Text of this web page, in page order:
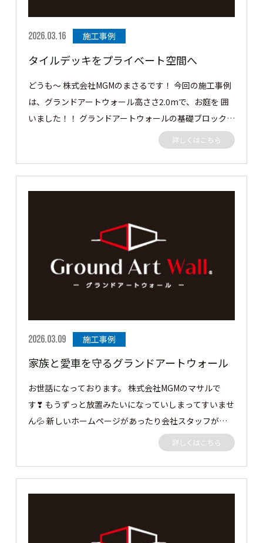
2026.03.16 施工事例
タイルデッキをプライベート空間へ
どうも～ 株式会社MGMのまさるです！ 今回の施工事例
は、グランドアートウォール高ささ2.0mで、お庭を 囲
いました！！ グランドアートウォールの基礎ブロック
をタイルデッキんｐ高さを超えるぐらいまで積みそこか
らグランドアートウォールを建てました。 外側からだ
と2.7mぐらいの高さにはなりますが日の光も入るし圧
線を気にせずお庭のプライベート空間でのんびり過ごせ
ます！ ありがとうございました。 この度はご依頼あり
がとうございました。
詳しくはこちら
2026.03.09 施工事例
家族と愛車を守るグランドアートウォール
お世話になっております。 株式会社MGMのマサルで
す❣ もうずっと放置みたいになっていしまってすいませ
ん💦 新しいホームページがあったり会社スタッフが増
えて仕事も忙しく 放置しましたorz 月に一度はアップで
きるように頑張ります!(^^)! 今回の施工事例は、隣地側
をフェンスで、後の丸見え部分をグランドアートウォー
では見ていきましょう👍 セミクローズ外構のご依頼を
詳しくはこちら